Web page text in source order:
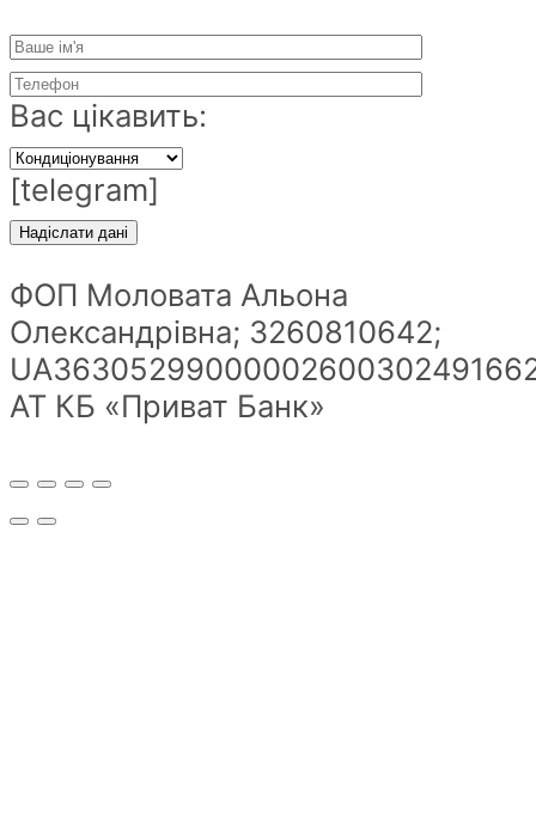
Вас цікавить:
[telegram]
ФОП Моловата Альона
Олександрівна; 3260810642;
АТ КБ «Приват Банк»